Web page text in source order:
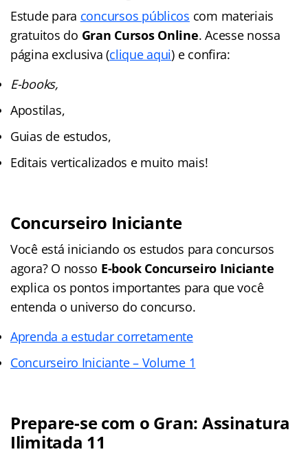
Estude para concursos públicos com materiais
gratuitos do Gran Cursos Online. Acesse nossa
página exclusiva (clique aqui) e confira:
E-books,
Apostilas,
Guias de estudos,
Editais verticalizados e muito mais!
Concurseiro Iniciante
Você está iniciando os estudos para concursos
agora? O nosso E-book Concurseiro Iniciante
explica os pontos importantes para que você
entenda o universo do concurso.
Aprenda a estudar corretamente
Concurseiro Iniciante – Volume 1
Prepare-se com o Gran: Assinatura
Ilimitada 11